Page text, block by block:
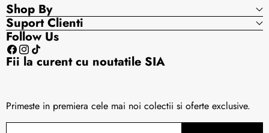
ambalajul original
Shop By
Suport Clienti
Follow Us
Facebook
Instagram
TikTok
Fii la curent cu noutatile SIA
Primeste in premiera cele mai noi colectii si oferte exclusive.